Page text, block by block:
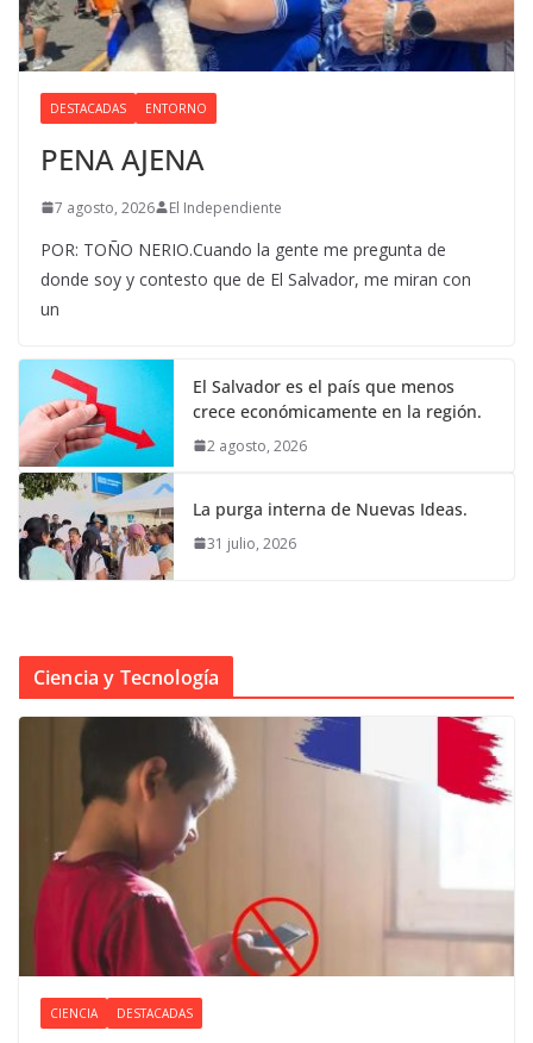
DESTACADAS ENTORNO
PENA AJENA
7 agosto, 2026 El Independiente
POR: TOÑO NERIO.Cuando la gente me pregunta de
donde soy y contesto que de El Salvador, me miran con
un
El Salvador es el país que menos
crece económicamente en la región.
2 agosto, 2026
La purga interna de Nuevas Ideas.
31 julio, 2026
Ciencia y Tecnología
CIENCIA DESTACADAS